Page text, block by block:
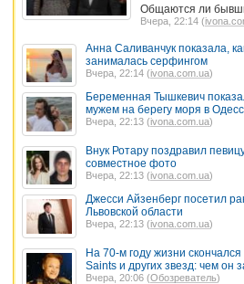
Общаются ли
Вчера, 22:14 (
Анна Саливанчук показала,
занималась серфингом
Вчера, 22:14 (ivona.com.ua)
Беременная Тышкевич
мужем на берегу моря в
Вчера, 22:13 (ivona.com.ua)
Внук Ротару поздравил
совместное фото
Вчера, 22:13 (ivona.com.ua)
Джесси Айзенберг посетил
Львовской области
Вчера, 22:13 (ivona.com.ua)
На 70-м году жизни
Saints и других звезд: чем он
Вчера, 20:06 (Обозреватель)